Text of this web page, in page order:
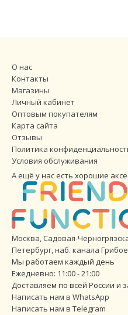
О нас
Контакты
Магазины
Личный кабинет
Оптовым покупателям
Карта сайта
Отзывы
Политика
Условия обслуживания
А ещё у нас есть хорошие
Москва, Садовая-
Петербург,наб. канала
Мы работаем каждый день
Ежедневно: 11:00 - 21:00
Доставляем по всей России и
Написать нам в WhatsApp
Написать нам в Telegram